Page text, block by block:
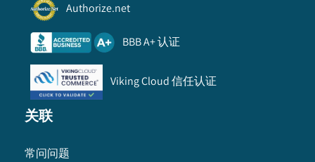
Authorize.net
BBB A+ 认证
Viking Cloud 信任认证
关联
常问问题